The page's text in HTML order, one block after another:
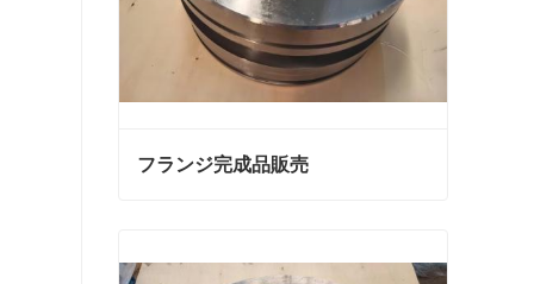
フランジ完成品販売
今連絡